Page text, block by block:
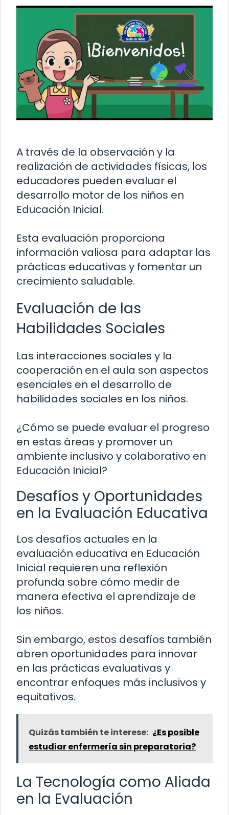
A través de la observación y la
realización de actividades físicas, los
educadores pueden evaluar el
desarrollo motor de los niños en
Educación Inicial.
Esta evaluación proporciona
información valiosa para adaptar las
prácticas educativas y fomentar un
crecimiento saludable.
Evaluación de las
Habilidades Sociales
Las interacciones sociales y la
cooperación en el aula son aspectos
esenciales en el desarrollo de
habilidades sociales en los niños.
¿Cómo se puede evaluar el progreso
en estas áreas y promover un
ambiente inclusivo y colaborativo en
Educación Inicial?
Desafíos y Oportunidades
en la Evaluación Educativa
Los desafíos actuales en la
evaluación educativa en Educación
Inicial requieren una reflexión
profunda sobre cómo medir de
manera efectiva el aprendizaje de
los niños.
Sin embargo, estos desafíos también
abren oportunidades para innovar
en las prácticas evaluativas y
encontrar enfoques más inclusivos y
equitativos.
Quizás también te interese: ¿Es posible
estudiar enfermería sin preparatoria?
La Tecnología como Aliada
en la Evaluación